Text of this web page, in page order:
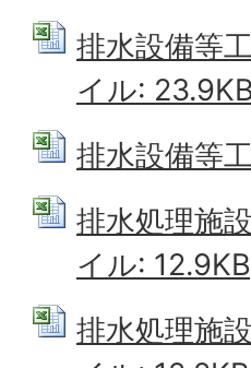
排水設備等
イル:
排水設備等
排水処理施
イル:
排水処理施